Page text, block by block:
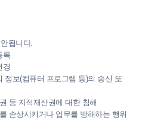
됩니다.
록
경
정보(컴퓨터 프로그램 등)의 송신 또
등 지적재산권에 대한 침해
손상시키거나 업무를 방해하는 행위